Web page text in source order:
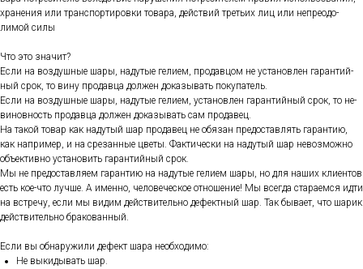
хра­нения или тран­спор­ти­ров­ки то­вара, дей­ствий треть­их лиц или неп­ре­одо­
лимой си­лы
Что это зна­чит?
Ес­ли на воз­душные ша­ры, на­дутые ге­ли­ем, про­дав­цом не ус­та­нов­лен га­ран­тий­
ный срок, то ви­ну про­дав­ца дол­жен до­казы­вать по­купа­тель.
Ес­ли на воз­душные ша­ры, на­дутые ге­ли­ем, ус­та­нов­лен га­ран­тий­ный срок, то не­
винов­ность про­дав­ца дол­жен до­казы­вать сам про­давец.
На та­кой то­вар как на­дутый шар про­давец не обя­зан пре­дос­тавлять га­ран­тию,
как нап­ри­мер, и на сре­зан­ные цве­ты. Фак­ти­чес­ки на на­дутый шар не­воз­можно
объ­ек­тивно ус­та­новить га­ран­тий­ный срок.
Мы не пре­дос­тавля­ем га­ран­тию на на­дутые ге­ли­ем ша­ры, но для на­ших кли­ен­тов
есть кое-что луч­ше. А имен­но, че­лове­чес­кое от­но­шение! Мы всег­да ста­ра­ем­ся ид­ти
на встре­чу, ес­ли мы ви­дим дей­стви­тель­но де­фек­тный шар. Так бы­ва­ет, что ша­рик
дей­стви­тель­но бра­кован­ный.
Ес­ли вы об­на­ружи­ли де­фект ша­ра не­об­хо­димо:
Не вы­киды­вать шар.